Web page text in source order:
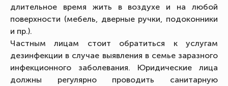
длительное время жить в воздухе и на любой
поверхности (мебель, дверные ручки, подоконники
и пр.).
Частным лицам стоит обратиться к услугам
дезинфекции в случае выявления в семье заразного
инфекционного заболевания. Юридические лица
должны регулярно проводить санитарную